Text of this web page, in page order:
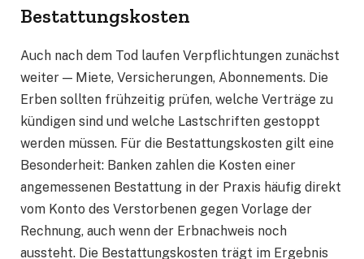
Bestattungskosten
Auch nach dem Tod laufen Verpflichtungen zunächst
weiter — Miete, Versicherungen, Abonnements. Die
Erben sollten frühzeitig prüfen, welche Verträge zu
kündigen sind und welche Lastschriften gestoppt
werden müssen. Für die Bestattungskosten gilt eine
Besonderheit: Banken zahlen die Kosten einer
angemessenen Bestattung in der Praxis häufig direkt
vom Konto des Verstorbenen gegen Vorlage der
Rechnung, auch wenn der Erbnachweis noch
aussteht. Die Bestattungskosten trägt im Ergebnis